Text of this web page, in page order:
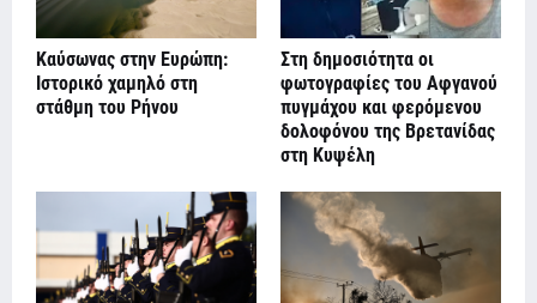
Καύσωνας στην Ευρώπη:
Ιστορικό χαμηλό στη
στάθμη του Ρήνου
Στη δημοσιότητα οι
φωτογραφίες του Αφγανού
πυγμάχου και φερόμενου
δολοφόνου της Βρετανίδας
στη Κυψέλη